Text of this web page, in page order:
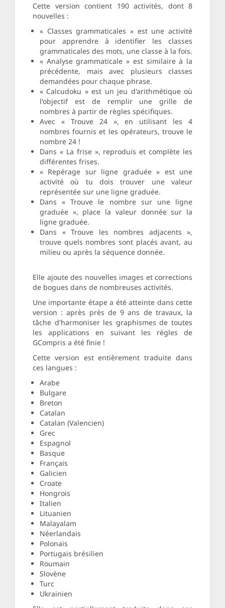
Cette version contient 190 activités, dont 8
nouvelles :
« Classes grammaticales » est une activité
pour apprendre à identifier les classes
grammaticales des mots, une classe à la fois.
« Analyse grammaticale » est similaire à la
précédente, mais avec plusieurs classes
demandées pour chaque phrase.
« Calcudoku » est un jeu d'arithmétique où
l'objectif est de remplir une grille de
nombres à partir de règles spécifiques.
Avec « Trouve 24 », en utilisant les 4
nombres fournis et les opérateurs, trouve le
nombre 24 !
Dans « La frise », reproduis et complète les
différentes frises.
« Repérage sur ligne graduée » est une
activité où tu dois trouver une valeur
représentée sur une ligne graduée.
Dans « Trouve le nombre sur une ligne
graduée », place la valeur donnée sur la
ligne graduée.
Dans « Trouve les nombres adjacents »,
trouve quels nombres sont placés avant, au
milieu ou après la séquence donnée.
Elle ajoute des nouvelles images et corrections
de bogues dans de nombreuses activités.
Une importante étape a été atteinte dans cette
version : après près de 9 ans de travaux, la
tâche d'harmoniser les graphismes de toutes
les applications en suivant les règles de
GCompris a été finie !
Cette version est entièrement traduite dans
ces langues :
Arabe
Bulgare
Breton
Catalan
Catalan (Valencien)
Grec
Espagnol
Basque
Français
Galicien
Croate
Hongrois
Italien
Lituanien
Malayalam
Néerlandais
Polonais
Portugais brésilien
Roumain
Slovène
Turc
Ukrainien